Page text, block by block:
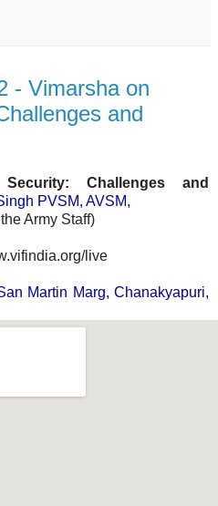
- Vimarsha on
and
Security: Challenges and
PVSM, AVSM,
Army Staff)
live
Martin Marg, Chanakyapuri,